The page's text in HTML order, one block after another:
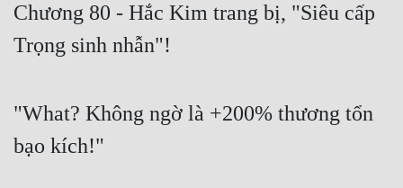
Free
Hậu Cung
Truyện Dịch
Truyện Nhập Môn
Chương 80 - Hắc Kim trang bị, "Siêu cấp
Trọng sinh nhẫn"!
"What? Không ngờ là +200% thương tổn
bạo kích!"